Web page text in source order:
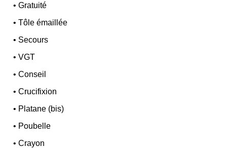
•Gratuité
•Tôle émaillée
• Secours
•VGT
•Conseil
•Crucifixion
• Platane (bis)
• Poubelle
•Crayon